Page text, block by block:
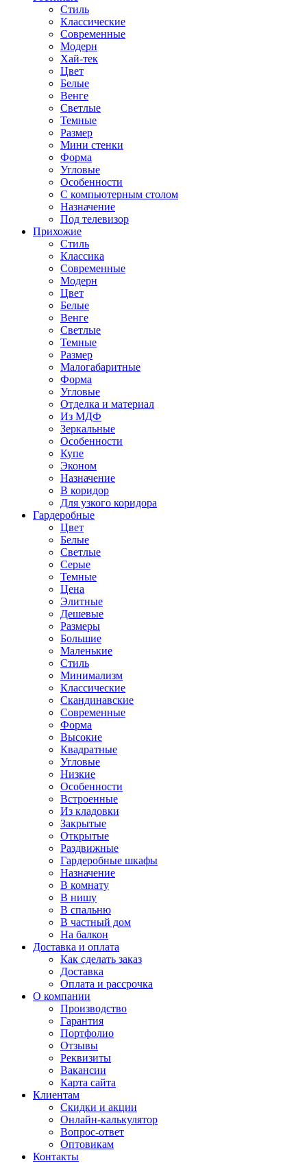
Стиль
Классические
Современные
Модерн
Хай-тек
Цвет
Белые
Венге
Светлые
Темные
Размер
Мини стенки
Форма
Угловые
Особенности
С компьютерным столом
Назначение
Под телевизор
Прихожие
Стиль
Классика
Современные
Модерн
Цвет
Белые
Венге
Светлые
Темные
Размер
Малогабаритные
Форма
Угловые
Отделка и материал
Из МДФ
Зеркальные
Особенности
Купе
Эконом
Назначение
В коридор
Для узкого коридора
Гардеробные
Цвет
Белые
Светлые
Серые
Темные
Цена
Элитные
Дешевые
Размеры
Большие
Маленькие
Стиль
Минимализм
Классические
Скандинавские
Современные
Форма
Высокие
Квадратные
Угловые
Низкие
Особенности
Встроенные
Из кладовки
Закрытые
Открытые
Раздвижные
Гардеробные шкафы
Назначение
В комнату
В нишу
В спальню
В частный дом
На балкон
Доставка и оплата
Как сделать заказ
Доставка
Оплата и рассрочка
О компании
Производство
Гарантия
Портфолио
Отзывы
Реквизиты
Вакансии
Карта сайта
Клиентам
Скидки и акции
Онлайн-калькулятор
Вопрос-ответ
Оптовикам
Контакты